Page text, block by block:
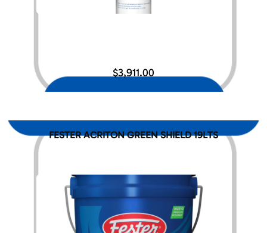
$3,911.00
FESTER ACRITON GREEN SHIELD 19LTS